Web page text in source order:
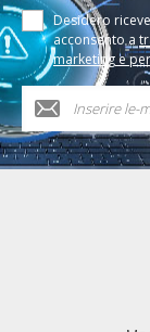
Desidero
acconsento a
marketing e